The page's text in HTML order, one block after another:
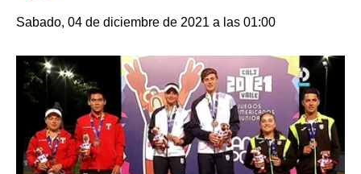
Sabado, 04 de diciembre de 2021 a las 01:00